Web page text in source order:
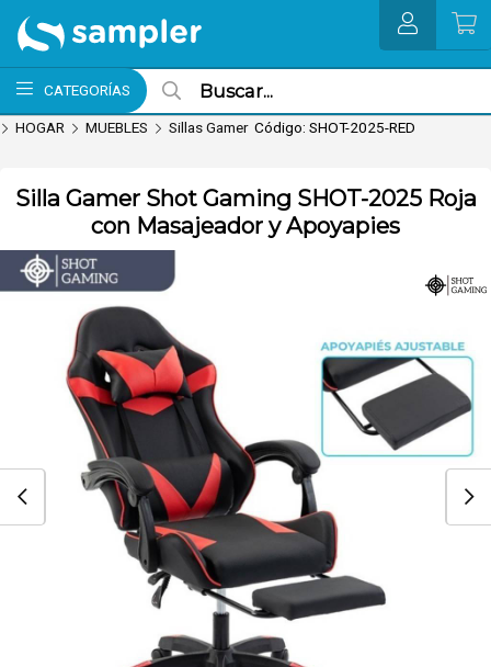
Enviar a email
CATEGORÍAS
MI COMPRA
HOGAR MUEBLES Sillas Gamer Código: SHOT-2025-RED
hoy. Comprando antes de 13Hs.
Silla Gamer Shot Gaming SHOT-2025 Roja
con Masajeador y Apoyapies